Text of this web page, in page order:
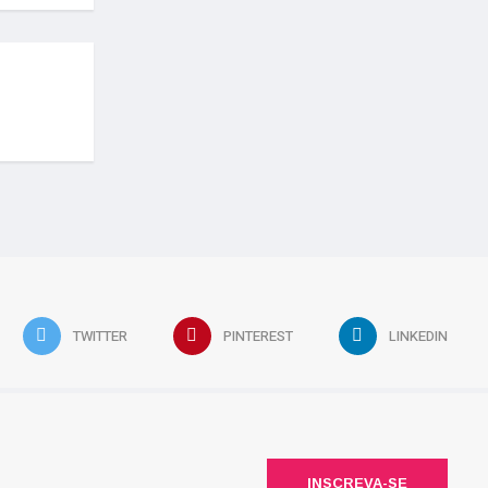
TWITTER PINTEREST LINKEDIN
INSCREVA-SE